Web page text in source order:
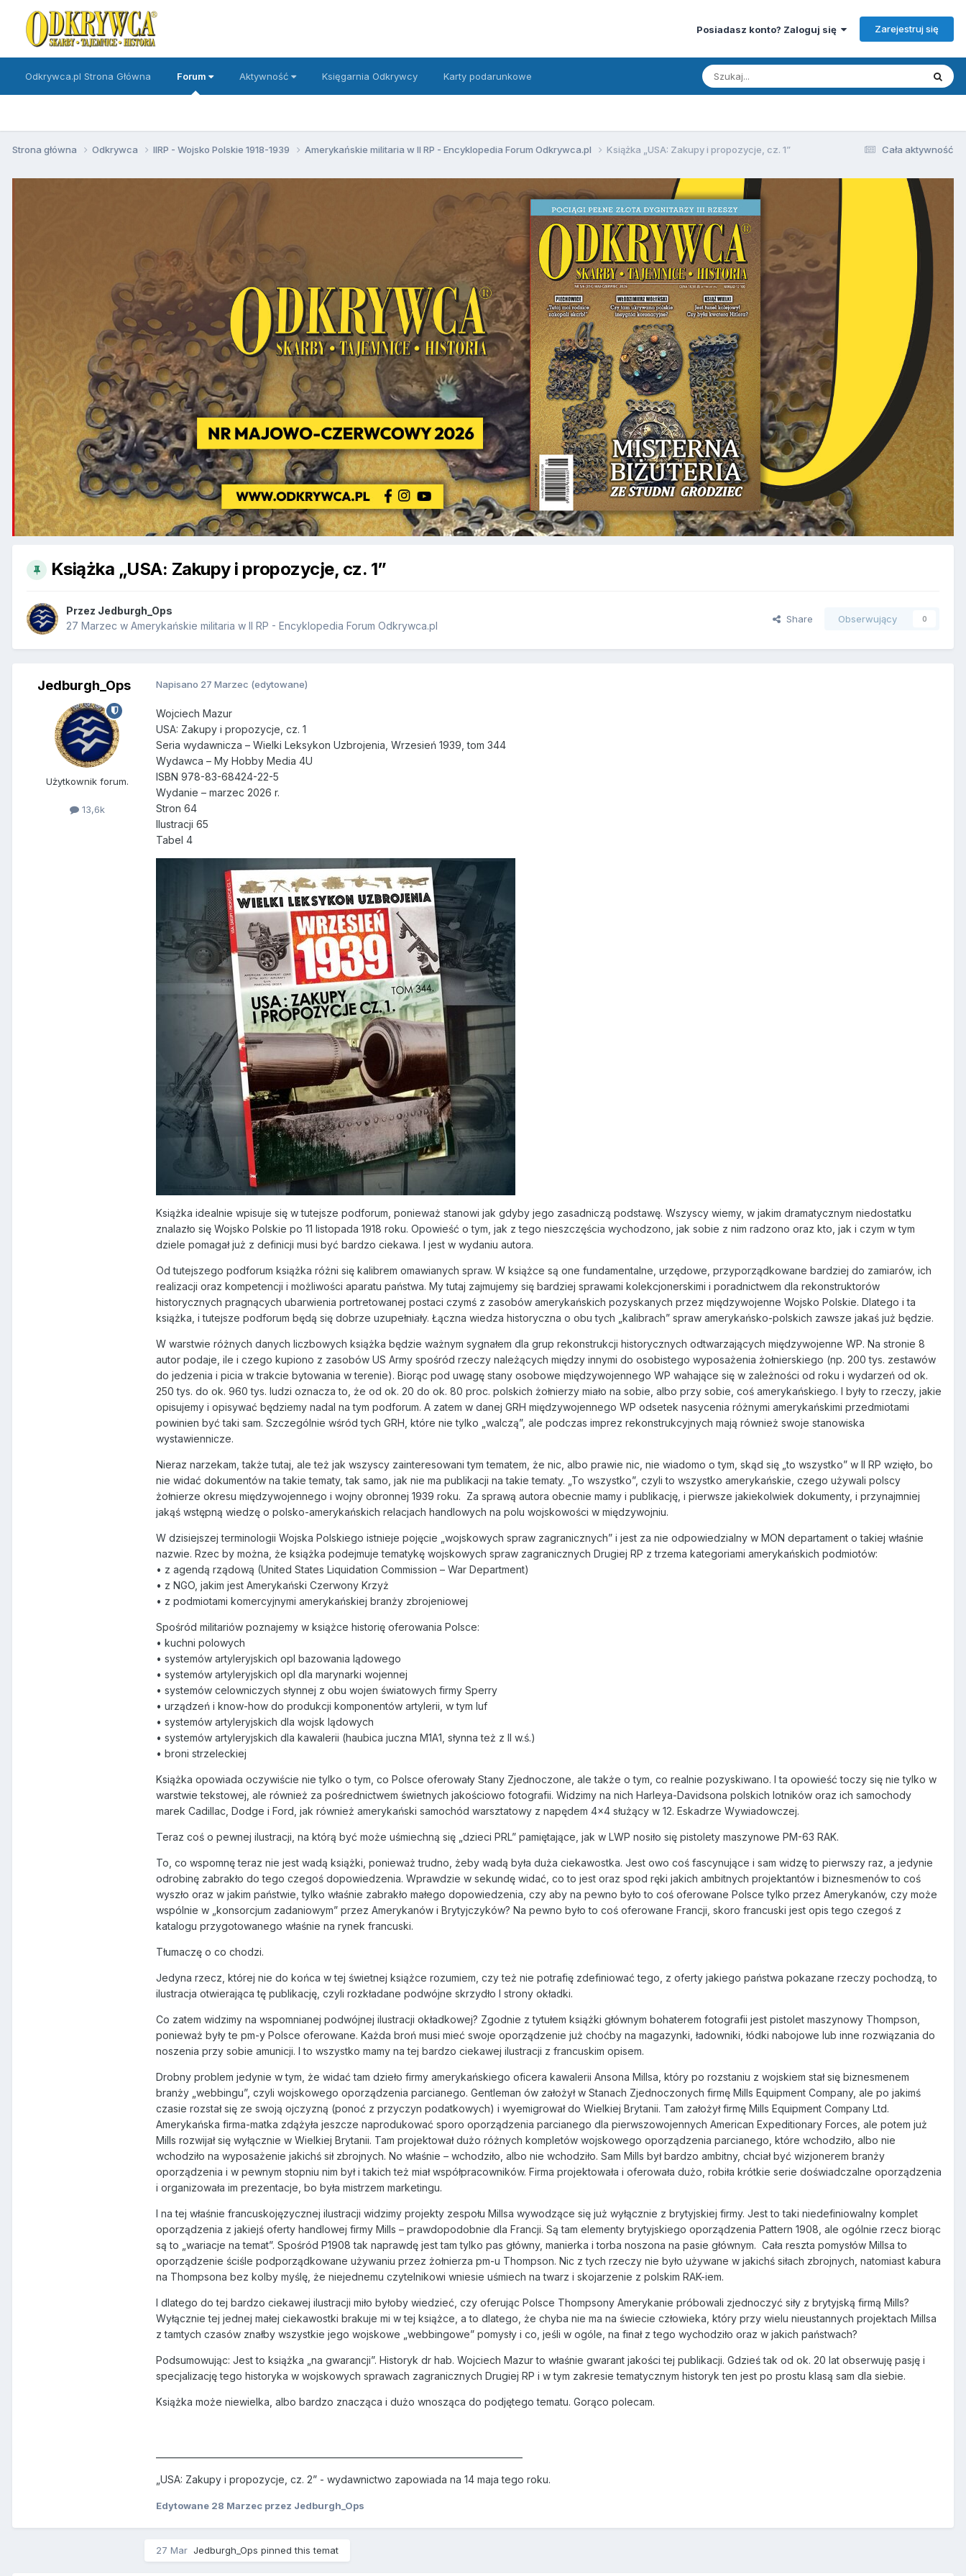
Posiadasz konto? Zaloguj się Zarejestruj się
Odkrywca.pl Strona Główna Forum Aktywność Księgarnia Odkrywcy Karty podarunkowe
Cała aktywność
Strona główna Odkrywca IIRP - Wojsko Polskie 1918-1939 Amerykańskie militaria w II RP - Encyklopedia Forum Odkrywca.pl Książka „USA: Zakupy i propozycje, cz. 1”
Książka „USA: Zakupy i propozycje, cz. 1”
Przez Jedburgh_Ops
27 Marzec w Amerykańskie militaria w II RP - Encyklopedia Forum Odkrywca.pl
Share Obserwujący 0
Jedburgh_Ops
Użytkownik forum.
13,6k
Napisano 27 Marzec (edytowane)
Wojciech Mazur
USA: Zakupy i propozycje, cz. 1
Seria wydawnicza – Wielki Leksykon Uzbrojenia, Wrzesień 1939, tom 344
Wydawca – My Hobby Media 4U
ISBN 978-83-68424-22-5
Wydanie – marzec 2026 r.
Stron 64
Ilustracji 65
Tabel 4
Książka idealnie wpisuje się w tutejsze podforum, ponieważ stanowi jak gdyby jego zasadniczą podstawę. Wszyscy wiemy, w jakim dramatycznym niedostatku
znalazło się Wojsko Polskie po 11 listopada 1918 roku. Opowieść o tym, jak z tego nieszczęścia wychodzono, jak sobie z nim radzono oraz kto, jak i czym w tym
dziele pomagał już z definicji musi być bardzo ciekawa. I jest w wydaniu autora.
Od tutejszego podforum książka różni się kalibrem omawianych spraw. W książce są one fundamentalne, urzędowe, przyporządkowane bardziej do zamiarów, ich
realizacji oraz kompetencji i możliwości aparatu państwa. My tutaj zajmujemy się bardziej sprawami kolekcjonerskimi i poradnictwem dla rekonstruktorów
historycznych pragnących ubarwienia portretowanej postaci czymś z zasobów amerykańskich pozyskanych przez międzywojenne Wojsko Polskie. Dlatego i ta
książka, i tutejsze podforum będą się dobrze uzupełniały. Łączna wiedza historyczna o obu tych „kalibrach” spraw amerykańsko-polskich zawsze jakaś już będzie.
W warstwie różnych danych liczbowych książka będzie ważnym sygnałem dla grup rekonstrukcji historycznych odtwarzających międzywojenne WP. Na stronie 8
autor podaje, ile i czego kupiono z zasobów US Army spośród rzeczy należących między innymi do osobistego wyposażenia żołnierskiego (np. 200 tys. zestawów
do jedzenia i picia w trakcie bytowania w terenie). Biorąc pod uwagę stany osobowe międzywojennego WP wahające się w zależności od roku i wydarzeń od ok.
250 tys. do ok. 960 tys. ludzi oznacza to, że od ok. 20 do ok. 80 proc. polskich żołnierzy miało na sobie, albo przy sobie, coś amerykańskiego. I były to rzeczy, jakie
opisujemy i opisywać będziemy nadal na tym podforum. A zatem w danej GRH międzywojennego WP odsetek nasycenia różnymi amerykańskimi przedmiotami
powinien być taki sam. Szczególnie wśród tych GRH, które nie tylko „walczą”, ale podczas imprez rekonstrukcyjnych mają również swoje stanowiska
wystawiennicze.
Nieraz narzekam, także tutaj, ale też jak wszyscy zainteresowani tym tematem, że nic, albo prawie nic, nie wiadomo o tym, skąd się „to wszystko” w II RP wzięło, bo
nie widać dokumentów na takie tematy, tak samo, jak nie ma publikacji na takie tematy. „To wszystko”, czyli to wszystko amerykańskie, czego używali polscy
żołnierze okresu międzywojennego i wojny obronnej 1939 roku. Za sprawą autora obecnie mamy i publikację, i pierwsze jakiekolwiek dokumenty, i przynajmniej
jakąś wstępną wiedzę o polsko-amerykańskich relacjach handlowych na polu wojskowości w międzywojniu.
W dzisiejszej terminologii Wojska Polskiego istnieje pojęcie „wojskowych spraw zagranicznych” i jest za nie odpowiedzialny w MON departament o takiej właśnie
nazwie. Rzec by można, że książka podejmuje tematykę wojskowych spraw zagranicznych Drugiej RP z trzema kategoriami amerykańskich podmiotów:
• z agendą rządową (United States Liquidation Commission – War Department)
• z NGO, jakim jest Amerykański Czerwony Krzyż
• z podmiotami komercyjnymi amerykańskiej branży zbrojeniowej
Spośród militariów poznajemy w książce historię oferowania Polsce:
• kuchni polowych
• systemów artyleryjskich opl bazowania lądowego
• systemów artyleryjskich opl dla marynarki wojennej
• systemów celowniczych słynnej z obu wojen światowych firmy Sperry
• urządzeń i know-how do produkcji komponentów artylerii, w tym luf
• systemów artyleryjskich dla wojsk lądowych
• systemów artyleryjskich dla kawalerii (haubica juczna M1A1, słynna też z II w.ś.)
• broni strzeleckiej
Książka opowiada oczywiście nie tylko o tym, co Polsce oferowały Stany Zjednoczone, ale także o tym, co realnie pozyskiwano. I ta opowieść toczy się nie tylko w
warstwie tekstowej, ale również za pośrednictwem świetnych jakościowo fotografii. Widzimy na nich Harleya-Davidsona polskich lotników oraz ich samochody
marek Cadillac, Dodge i Ford, jak również amerykański samochód warsztatowy z napędem 4×4 służący w 12. Eskadrze Wywiadowczej.
Teraz coś o pewnej ilustracji, na którą być może uśmiechną się „dzieci PRL” pamiętające, jak w LWP nosiło się pistolety maszynowe PM-63 RAK.
To, co wspomnę teraz nie jest wadą książki, ponieważ trudno, żeby wadą była duża ciekawostka. Jest owo coś fascynujące i sam widzę to pierwszy raz, a jedynie
odrobinę zabrakło do tego czegoś dopowiedzenia. Wprawdzie w sekundę widać, co to jest oraz spod ręki jakich ambitnych projektantów i biznesmenów to coś
wyszło oraz w jakim państwie, tylko właśnie zabrakło małego dopowiedzenia, czy aby na pewno było to coś oferowane Polsce tylko przez Amerykanów, czy może
wspólnie w „konsorcjum zadaniowym” przez Amerykanów i Brytyjczyków? Na pewno było to coś oferowane Francji, skoro francuski jest opis tego czegoś z
katalogu przygotowanego właśnie na rynek francuski.
Tłumaczę o co chodzi.
Jedyna rzecz, której nie do końca w tej świetnej książce rozumiem, czy też nie potrafię zdefiniować tego, z oferty jakiego państwa pokazane rzeczy pochodzą, to
ilustracja otwierająca tę publikację, czyli rozkładane podwójne skrzydło I strony okładki.
Co zatem widzimy na wspomnianej podwójnej ilustracji okładkowej? Zgodnie z tytułem książki głównym bohaterem fotografii jest pistolet maszynowy Thompson,
ponieważ były te pm-y Polsce oferowane. Każda broń musi mieć swoje oporządzenie już choćby na magazynki, ładowniki, łódki nabojowe lub inne rozwiązania do
noszenia przy sobie amunicji. I to wszystko mamy na tej bardzo ciekawej ilustracji z francuskim opisem.
Drobny problem jedynie w tym, że widać tam dzieło firmy amerykańskiego oficera kawalerii Ansona Millsa, który po rozstaniu z wojskiem stał się biznesmenem
branży „webbingu”, czyli wojskowego oporządzenia parcianego. Gentleman ów założył w Stanach Zjednoczonych firmę Mills Equipment Company, ale po jakimś
czasie rozstał się ze swoją ojczyzną (ponoć z przyczyn podatkowych) i wyemigrował do Wielkiej Brytanii. Tam założył firmę Mills Equipment Company Ltd.
Amerykańska firma-matka zdążyła jeszcze naprodukować sporo oporządzenia parcianego dla pierwszowojennych American Expeditionary Forces, ale potem już
Mills rozwijał się wyłącznie w Wielkiej Brytanii. Tam projektował dużo różnych kompletów wojskowego oporządzenia parcianego, które wchodziło, albo nie
wchodziło na wyposażenie jakichś sił zbrojnych. No właśnie – wchodziło, albo nie wchodziło. Sam Mills był bardzo ambitny, chciał być wizjonerem branży
oporządzenia i w pewnym stopniu nim był i takich też miał współpracowników. Firma projektowała i oferowała dużo, robiła krótkie serie doświadczalne oporządzenia
i organizowała im prezentacje, bo była mistrzem marketingu.
I na tej właśnie francuskojęzycznej ilustracji widzimy projekty zespołu Millsa wywodzące się już wyłącznie z brytyjskiej firmy. Jest to taki niedefiniowalny komplet
oporządzenia z jakiejś oferty handlowej firmy Mills – prawdopodobnie dla Francji. Są tam elementy brytyjskiego oporządzenia Pattern 1908, ale ogólnie rzecz biorąc
są to „wariacje na temat”. Spośród P1908 tak naprawdę jest tam tylko pas główny, manierka i torba noszona na pasie głównym. Cała reszta pomysłów Millsa to
oporządzenie ściśle podporządkowane używaniu przez żołnierza pm-u Thompson. Nic z tych rzeczy nie było używane w jakichś siłach zbrojnych, natomiast kabura
na Thompsona bez kolby myślę, że niejednemu czytelnikowi wniesie uśmiech na twarz i skojarzenie z polskim RAK-iem.
I dlatego do tej bardzo ciekawej ilustracji miło byłoby wiedzieć, czy oferując Polsce Thompsony Amerykanie próbowali zjednoczyć siły z brytyjską firmą Mills?
Wyłącznie tej jednej małej ciekawostki brakuje mi w tej książce, a to dlatego, że chyba nie ma na świecie człowieka, który przy wielu nieustannych projektach Millsa
z tamtych czasów znałby wszystkie jego wojskowe „webbingowe” pomysły i co, jeśli w ogóle, na finał z tego wychodziło oraz w jakich państwach?
Podsumowując: Jest to książka „na gwarancji”. Historyk dr hab. Wojciech Mazur to właśnie gwarant jakości tej publikacji. Gdzieś tak od ok. 20 lat obserwuję pasję i
specjalizację tego historyka w wojskowych sprawach zagranicznych Drugiej RP i w tym zakresie tematycznym historyk ten jest po prostu klasą sam dla siebie.
Książka może niewielka, albo bardzo znacząca i dużo wnosząca do podjętego tematu. Gorąco polecam.
„USA: Zakupy i propozycje, cz. 2” - wydawnictwo zapowiada na 14 maja tego roku.
Edytowane 28 Marzec przez Jedburgh_Ops
27 Mar Jedburgh_Ops pinned this temat